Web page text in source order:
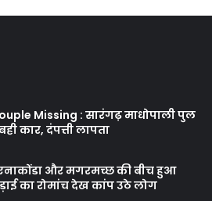
Missing : सारंगढ़ माधोपाली पुल
कार, दंपत्ती लापता
और मगरमच्छ की बीच हुआ
का रोमांच देख कांप उठे लोग